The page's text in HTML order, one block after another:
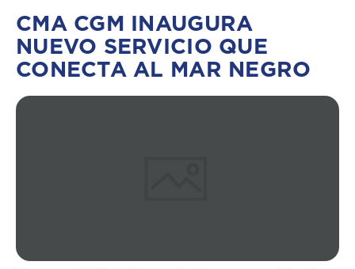
CMA CGM INAUGURA
NUEVO SERVICIO QUE
CONECTA AL MAR NEGRO